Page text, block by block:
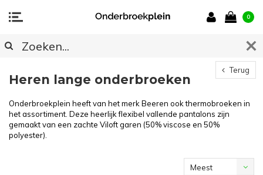
0
Terug
Heren lange onderbroeken
Onderbroekplein heeft van het merk Beeren ook thermobroeken in
het assortiment. Deze heerlijk flexibel vallende pantalons zijn
gemaakt van een zachte Viloft garen (50% viscose en 50%
polyester).
Meest